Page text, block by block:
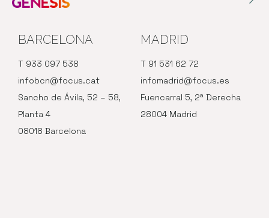
BARCELONA
T 933 097 538
infobcn@focus.cat
Sancho de Ávila, 52 – 58,
Planta 4
08018 Barcelona
MADRID
T 91 531 62 72
infomadrid@focus.es
Fuencarral 5, 2ª Derecha
28004 Madrid